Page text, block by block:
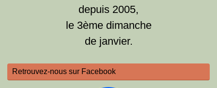
depuis 2005,
le 3ème dimanche
de janvier.
Retrouvez-nous sur Facebook